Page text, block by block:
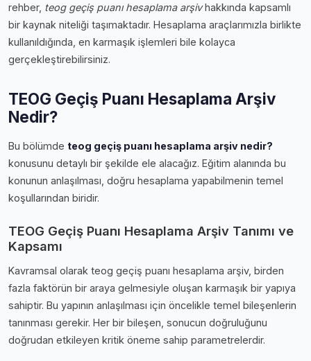
rehber, teog geçiş puanı hesaplama arşivhakkında kapsamlı
bir kaynak niteliği taşımaktadır. Hesaplama araçlarımızla birlikte
kullanıldığında, en karmaşık işlemleri bile kolayca
gerçekleştirebilirsiniz.
TEOG Geçiş Puanı Hesaplama Arşiv
Nedir?
Bu bölümde teog geçiş puanı hesaplama arşiv nedir?
konusunu detaylı bir şekilde ele alacağız. Eğitim alanında bu
konunun anlaşılması, doğru hesaplama yapabilmenin temel
koşullarından biridir.
TEOG Geçiş Puanı Hesaplama Arşiv Tanımı ve
Kapsamı
Kavramsal olarak teog geçiş puanı hesaplama arşiv, birden
fazla faktörün bir araya gelmesiyle oluşan karmaşık bir yapıya
sahiptir. Bu yapının anlaşılması için öncelikle temel bileşenlerin
tanınması gerekir. Her bir bileşen, sonucun doğruluğunu
doğrudan etkileyen kritik öneme sahip parametrelerdir.